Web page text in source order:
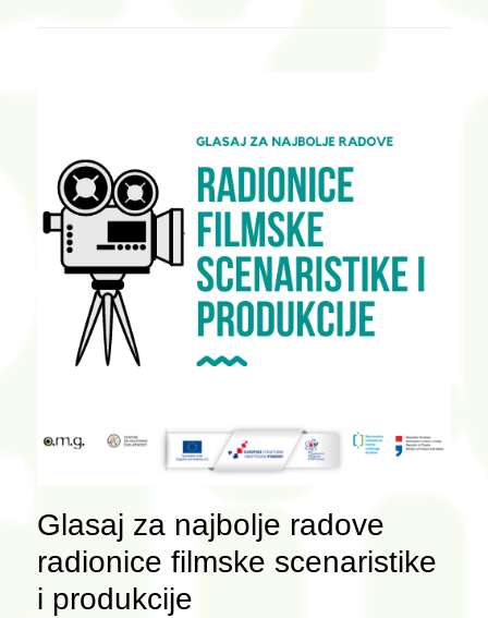
Glasaj za najbolje radove
radionice filmske scenaristike
i produkcije